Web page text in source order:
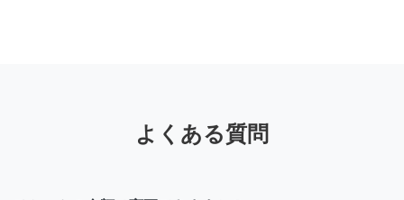
よくある質問